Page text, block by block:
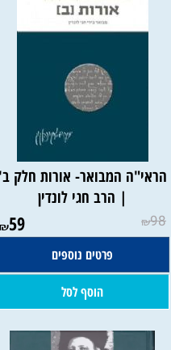
הראי"ה המבואר- אורות חלק ב'
| הרב חגי לונדין
₪98
₪59
פרטים נוספים
הוסף לסל